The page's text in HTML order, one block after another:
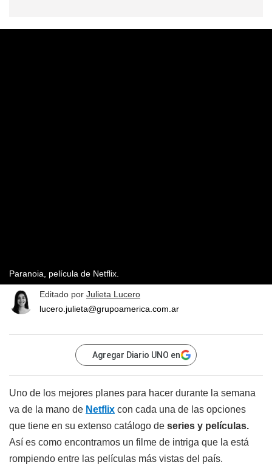
Paranoia, película de Netflix.
Editado por Julieta Lucero
lucero.julieta@grupoamerica.com.ar
Agregar Diario UNO en
Uno de los mejores planes para hacer durante la semana
va de la mano de Netflix con cada una de las opciones
que tiene en su extenso catálogo de series y películas.
Así es como encontramos un filme de intriga que la está
rompiendo entre las películas más vistas del país.